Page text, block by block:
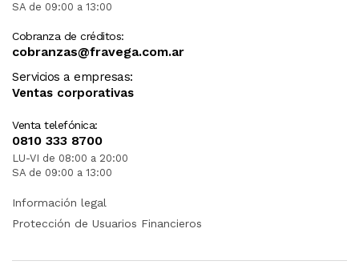
SA de 09:00 a 13:00
Cobranza de créditos:
cobranzas@fravega.com.ar
Servicios a empresas:
Ventas corporativas
Venta telefónica:
0810 333 8700
LU-VI de 08:00 a 20:00
SA de 09:00 a 13:00
Información legal
Protección de Usuarios Financieros